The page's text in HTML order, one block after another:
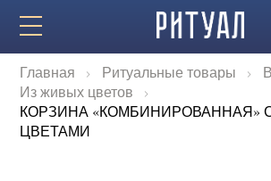
Главная Ритуальные товары
Из живых цветов
КОРЗИНА «КОМБИНИРОВАННАЯ»
ЦВЕТАМИ